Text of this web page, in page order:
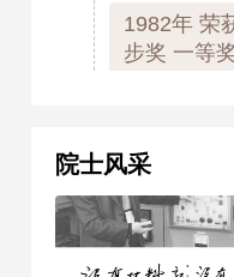
1982年荣
步奖 一等
1986年
1988
院士风采